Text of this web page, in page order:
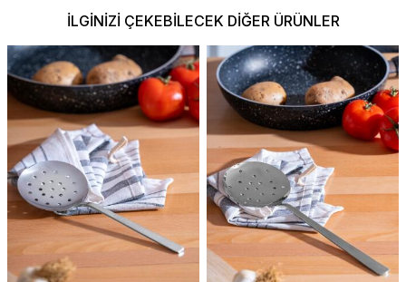
İLGINIZI ÇEKEBILECEK DIĞER ÜRÜNLER